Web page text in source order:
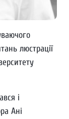
люстрації
і
Ані